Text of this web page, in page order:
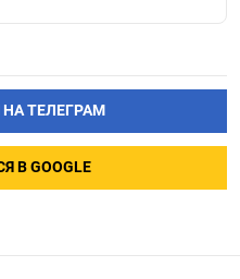
ТЕЛЕГРАМ
В GOOGLE